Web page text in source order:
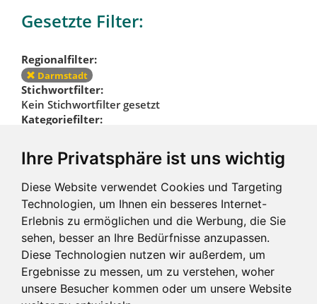
Ihre Privatsphäre ist uns wichtig
Diese Website verwendet Cookies und Targeting
Technologien, um Ihnen ein besseres Internet-
Erlebnis zu ermöglichen und die Werbung, die Sie
sehen, besser an Ihre Bedürfnisse anzupassen.
Diese Technologien nutzen wir außerdem, um
Ergebnisse zu messen, um zu verstehen, woher
unsere Besucher kommen oder um unsere Website
Gesetzte Filter:
Regionalfilter:
Darmstadt
Stichwortfilter:
Kein Stichwortfilter gesetzt
Kategoriefilter:
Regionalfilter
zurücksetzen